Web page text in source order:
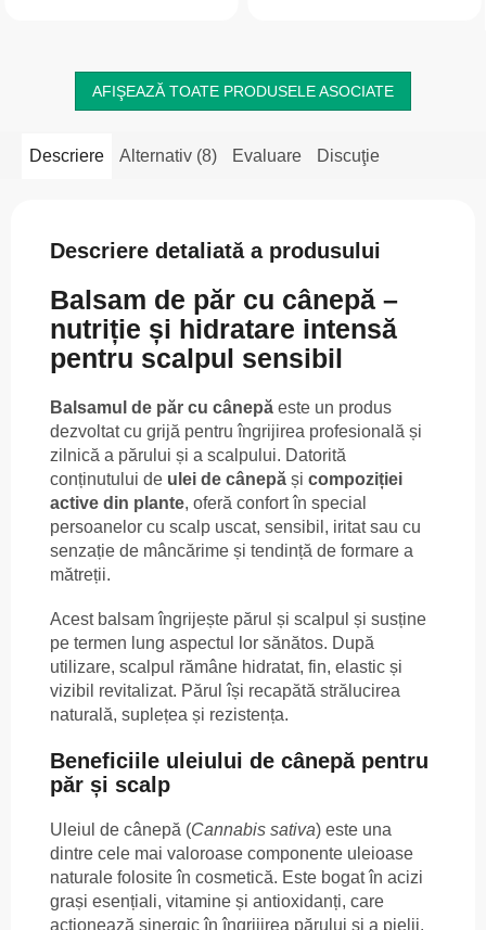
AFIŞEAZĂ TOATE PRODUSELE ASOCIATE
Descriere Alternativ (8) Evaluare Discuţie
Descriere detaliată a produsului
Balsam de păr cu cânepă –
nutriție și hidratare intensă
pentru scalpul sensibil
Balsamul de păr cu cânepă este un produs
dezvoltat cu grijă pentru îngrijirea profesională și
zilnică a părului și a scalpului. Datorită
conținutului de ulei de cânepă și compoziției
active din plante, oferă confort în special
persoanelor cu scalp uscat, sensibil, iritat sau cu
senzație de mâncărime și tendință de formare a
mătreții.
Acest balsam îngrijește părul și scalpul și susține
pe termen lung aspectul lor sănătos. După
utilizare, scalpul rămâne hidratat, fin, elastic și
vizibil revitalizat. Părul își recapătă strălucirea
naturală, suplețea și rezistența.
Beneficiile uleiului de cânepă pentru
păr și scalp
Uleiul de cânepă (Cannabis sativa) este una
dintre cele mai valoroase componente uleioase
naturale folosite în cosmetică. Este bogat în acizi
grași esențiali, vitamine și antioxidanți, care
acționează sinergic în îngrijirea părului și a pielii.